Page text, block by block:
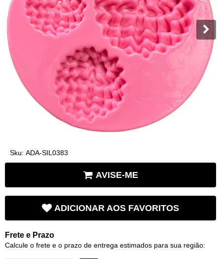
Sku: ADA-SIL0383
AVISE-ME
ADICIONAR AOS FAVORITOS
Frete e Prazo
Calcule o frete e o prazo de entrega estimados para sua região: